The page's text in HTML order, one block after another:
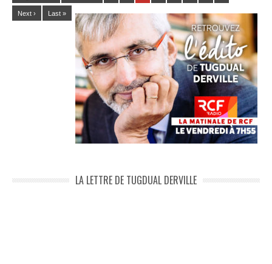
Next › Last »
LA LETTRE DE TUGDUAL DERVILLE